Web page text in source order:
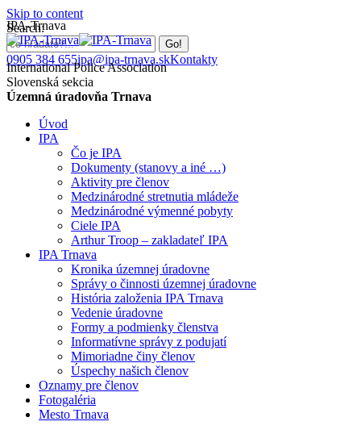
Skip to content
Search:
0905 384 655ipa@ipa-trnava.skKontakty
IPA-Trnava
International Police Association
Slovenská sekcia
Územná úradovňa Trnava
Úvod
IPA
Čo je IPA
Dokumenty (stanovy a iné …)
Aktivity pre členov
Medzinárodné stretnutia mládeže
Medzinárodné výmenné pobyty
Ciele IPA
Arthur Troop – zakladateľ IPA
IPA Trnava
Kronika územnej úradovne
Správy o činnosti územnej úradovne
História založenia IPA Trnava
Vedenie úradovne
Formy a podmienky členstva
Informatívne správy z podujatí
Mimoriadne činy členov
Úspechy našich členov
Oznamy pre členov
Fotogaléria
Mesto Trnava